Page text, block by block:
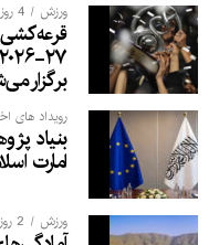
ورزش 4 روز ago
برگزار
رویداد های
بنیاد
امارت
ورزش 2 روز ago